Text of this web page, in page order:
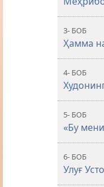
3- БОБ
Ҳамма
4- БОБ
5- БОБ
«Бу
6- БОБ
Улуғ